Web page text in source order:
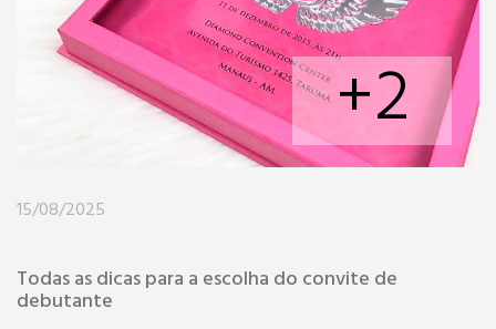
+2
15/08/2025
Todas as dicas para a escolha do convite de
debutante